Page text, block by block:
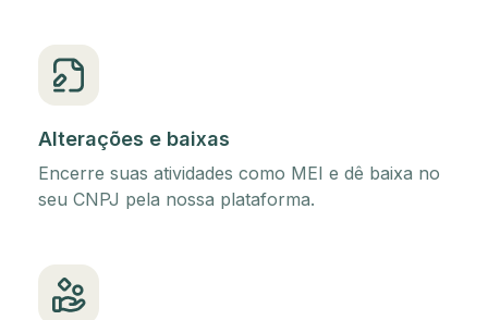
Alterações e baixas
Encerre suas atividades como MEI e dê baixa no
seu CNPJ pela nossa plataforma.